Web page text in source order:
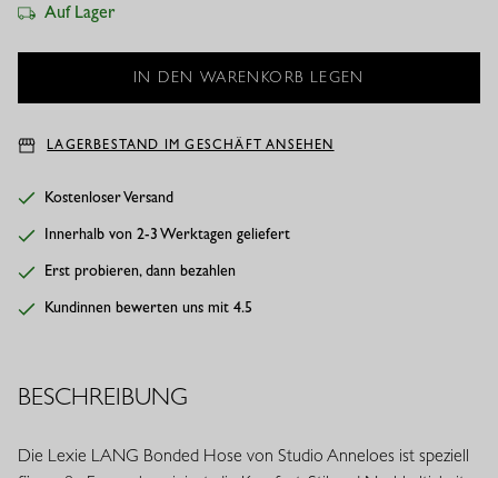
Auf Lager
LAGERBESTAND IM GESCHÄFT ANSEHEN
Kostenloser Versand
Innerhalb von 2-3 Werktagen geliefert
Erst probieren, dann bezahlen
Kundinnen bewerten uns mit 4.5
BESCHREIBUNG
Die Lexie LANG Bonded Hose von Studio Anneloes ist speziell